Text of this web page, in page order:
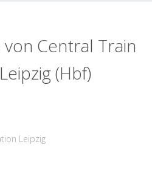
Central Train
(Hbf)
Leipzig